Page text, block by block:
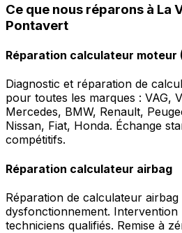
Ce que nous réparons à La
Pontavert
Réparation calculateur moteur
Diagnostic et réparation de
pour toutes les marques : VAG,
Mercedes, BMW, Renault,
Nissan, Fiat, Honda. Échange
compétitifs.
Réparation calculateur airbag
Réparation de calculateur
dysfonctionnement. Intervention
techniciens qualifiés. Remise à